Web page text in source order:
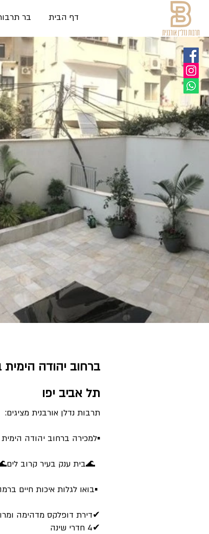
דף הבית בר
ברחוב יהודה
תל אביב יפו
תרבות נדלן אורבנית מציגים:
▪למכירה ברחוב יהודה
🌊בית ענק בעיר קרוב
▪בואו לגלות איכות חיים
✔דירת דופלקס מדהימה
✔4 חדרי שינה